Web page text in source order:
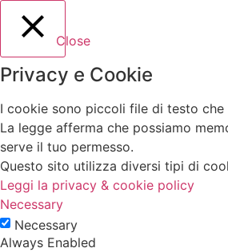
Close
Privacy e Cookie
I cookie sono piccoli file di testo
La legge afferma che possiamo
serve il tuo permesso.
Questo sito utilizza diversi tipi di
Leggi la privacy & cookie policy
Necessary
Necessary
Always Enabled